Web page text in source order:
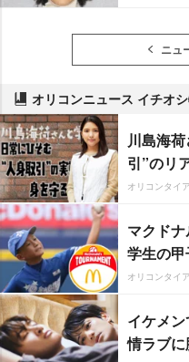
ニュ
オリコンニュース イチオ
川島海
引”のリ
オリコンタイ
マクド
学生の甲
オリコンタイ
イケメ
情ラブ